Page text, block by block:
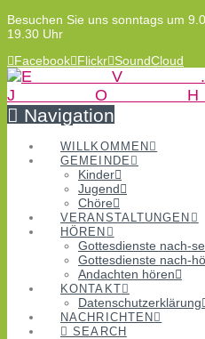
Besuchen Sie uns sonntags um
19.30 Uhr
Facebook Flickr SoundCloud
Navigation
WILLKOMMEN
GEMEINDE
Kinder
Jugend
Chöre
VERANSTALTUNGEN
HÖREN
Gottesdienste nach-
Gottesdienste nach-
Andachten hören
KONTAKT
Datenschutzerklärung
NACHRICHTEN
SEARCH